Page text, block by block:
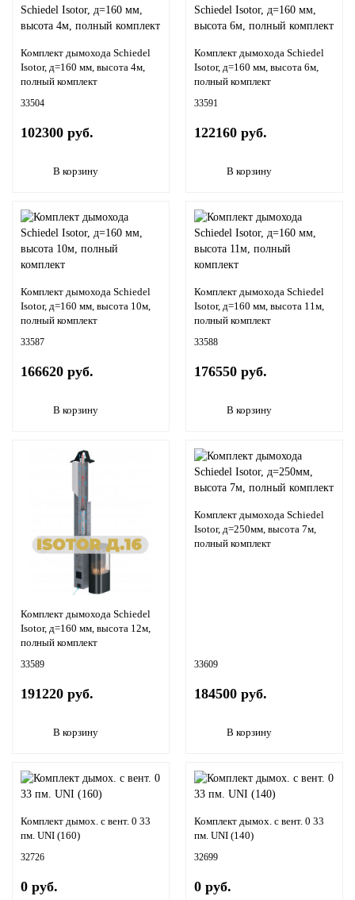
Комплект дымохода Schiedel
Isotor, д=160 мм, высота 4м,
полный комплект
33504
102300 руб.
В корзину
Комплект дымохода Schiedel
Isotor, д=160 мм, высота 6м,
полный комплект
33591
122160 руб.
В корзину
Комплект дымохода Schiedel
Isotor, д=160 мм, высота 10м,
полный комплект
33587
166620 руб.
В корзину
Комплект дымохода Schiedel
Isotor, д=160 мм, высота 11м,
полный комплект
33588
176550 руб.
В корзину
Комплект дымохода Schiedel
Isotor, д=160 мм, высота 12м,
полный комплект
33589
191220 руб.
В корзину
Комплект дымохода Schiedel
Isotor, д=250мм, высота 7м,
полный комплект
33609
184500 руб.
В корзину
Комплект дымох. с вент. 0 33
пм. UNI (160)
32726
0 руб.
Комплект дымох. с вент. 0 33
пм. UNI (140)
32699
0 руб.